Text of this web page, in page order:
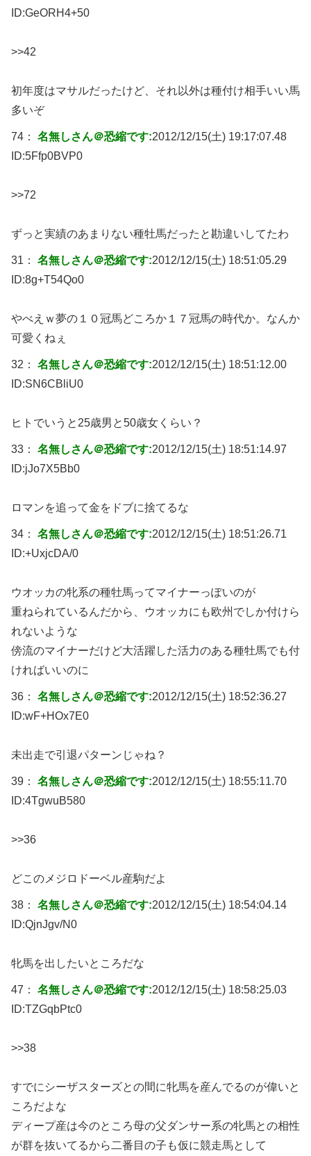
ID:GeORH4+50
>>42
初年度はマサルだったけど、それ以外は種付け相手いい馬
多いぞ
74： 名無しさん＠恐縮です:2012/12/15(土) 19:17:07.48
ID:5Ffp0BVP0
>>72
ずっと実績のあまりない種牡馬だったと勘違いしてたわ
31： 名無しさん＠恐縮です:2012/12/15(土) 18:51:05.29
ID:8g+T54Qo0
やべえｗ夢の１０冠馬どころか１７冠馬の時代か。なんか
可愛くねぇ
32： 名無しさん＠恐縮です:2012/12/15(土) 18:51:12.00
ID:SN6CBliU0
ヒトでいうと25歳男と50歳女くらい？
33： 名無しさん＠恐縮です:2012/12/15(土) 18:51:14.97
ID:jJo7X5Bb0
ロマンを追って金をドブに捨てるな
34： 名無しさん＠恐縮です:2012/12/15(土) 18:51:26.71
ID:+UxjcDA/0
ウオッカの牝系の種牡馬ってマイナーっぽいのが
重ねられているんだから、ウオッカにも欧州でしか付けら
れないような
傍流のマイナーだけど大活躍した活力のある種牡馬でも付
ければいいのに
36： 名無しさん＠恐縮です:2012/12/15(土) 18:52:36.27
ID:wF+HOx7E0
未出走で引退パターンじゃね？
39： 名無しさん＠恐縮です:2012/12/15(土) 18:55:11.70
ID:4TgwuB580
>>36
どこのメジロドーベル産駒だよ
38： 名無しさん＠恐縮です:2012/12/15(土) 18:54:04.14
ID:QjnJgv/N0
牝馬を出したいところだな
47： 名無しさん＠恐縮です:2012/12/15(土) 18:58:25.03
ID:TZGqbPtc0
>>38
すでにシーザスターズとの間に牝馬を産んでるのが偉いと
ころだよな
ディープ産は今のところ母の父ダンサー系の牝馬との相性
が群を抜いてるから二番目の子も仮に競走馬として